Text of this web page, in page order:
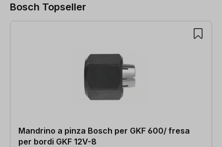
Bosch Topseller
Salta la galleria dei prodotti
Mandrino a pinza Bosch per GKF 600/ fresa
per bordi GKF 12V-8